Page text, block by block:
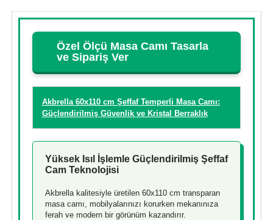
Özel Ölçü Masa Camı Tasarla
ve Sipariş Ver
Akbrella 60x110 cm Şeffaf Temperli Masa Camı:
Güçlendirilmiş Güvenlik ve Kristal Berraklık
Yüksek Isıl İşlemle Güçlendirilmiş Şeffaf
Cam Teknolojisi
Akbrella kalitesiyle üretilen 60x110 cm transparan
masa camı, mobilyalarınızı korurken mekanınıza
ferah ve modern bir görünüm kazandırır.